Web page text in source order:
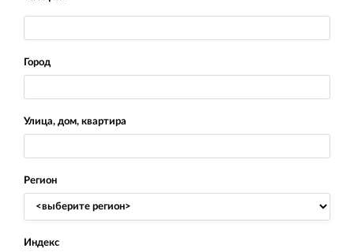
Город
Улица, дом, квартира
Регион
Индекс